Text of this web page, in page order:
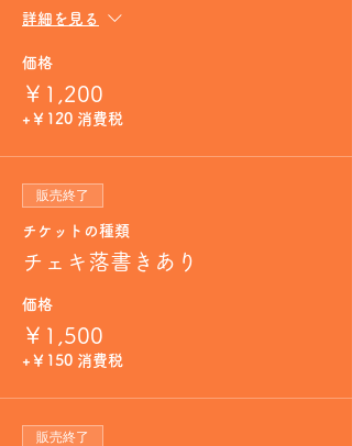
詳細を見る
価格
￥1,200
+￥120 消費税
販売終了
チケットの種類
チェキ落書きあり
価格
￥1,500
+￥150 消費税
販売終了